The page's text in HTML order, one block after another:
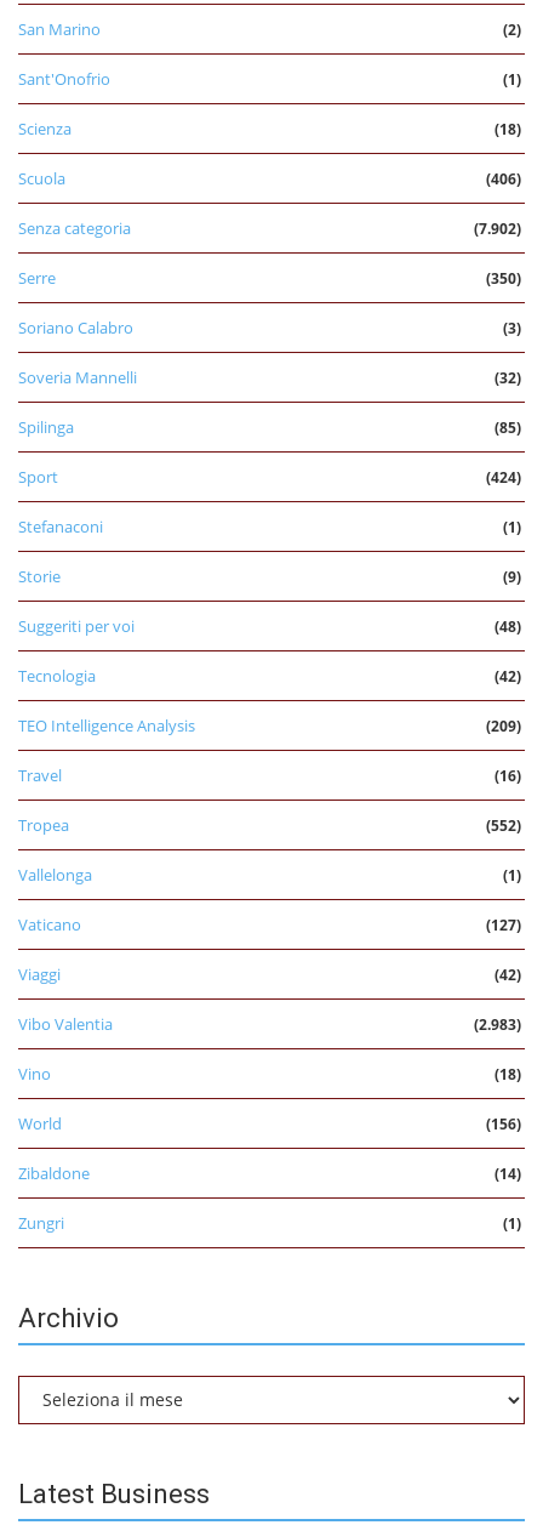
San Marino (2)
Sant'Onofrio (1)
Scienza (18)
Scuola (406)
Senza categoria (7.902)
Serre (350)
Soriano Calabro (3)
Soveria Mannelli (32)
Spilinga (85)
Sport (424)
Stefanaconi (1)
Storie (9)
Suggeriti per voi (48)
Tecnologia (42)
TEO Intelligence Analysis (209)
Travel (16)
Tropea (552)
Vallelonga (1)
Vaticano (127)
Viaggi (42)
Vibo Valentia (2.983)
Vino (18)
World (156)
Zibaldone (14)
Zungri (1)
Archivio
Latest Business